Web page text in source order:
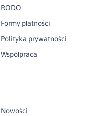
RODO
Formy płatności
Polityka prywatności
Współpraca
Nowości